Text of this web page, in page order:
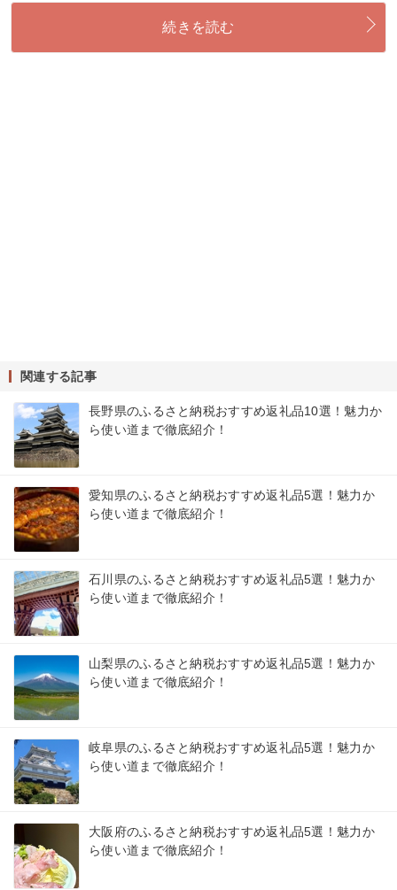
続きを読む
関連する記事
長野県のふるさと納税おすすめ返礼品10選！魅力か
ら使い道まで徹底紹介！
愛知県のふるさと納税おすすめ返礼品5選！魅力か
ら使い道まで徹底紹介！
石川県のふるさと納税おすすめ返礼品5選！魅力か
ら使い道まで徹底紹介！
山梨県のふるさと納税おすすめ返礼品5選！魅力か
ら使い道まで徹底紹介！
岐阜県のふるさと納税おすすめ返礼品5選！魅力か
ら使い道まで徹底紹介！
大阪府のふるさと納税おすすめ返礼品5選！魅力か
ら使い道まで徹底紹介！